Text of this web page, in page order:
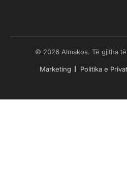
© 2026 Almakos. Të gjitha
Marketing Politika e